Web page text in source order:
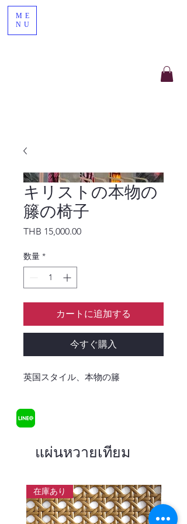
ME
NU
キリストの本物の
籐の椅子
THB 15,000.00価格
数量 *
カートに追加する
今すぐ購入
英国スタイル、本物の籐
แผ่นหวายเทียม
在庫あり